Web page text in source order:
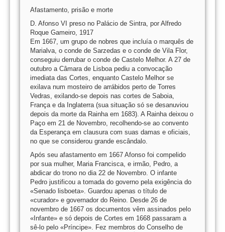
Afastamento, prisão e morte
D. Afonso VI preso no Palácio de Sintra, por Alfredo
Roque Gameiro, 1917
Em 1667, um grupo de nobres que incluía o marquês de
Marialva, o conde de Sarzedas e o conde de Vila Flor,
conseguiu derrubar o conde de Castelo Melhor. A 27 de
outubro a Câmara de Lisboa pediu a convocação
imediata das Cortes, enquanto Castelo Melhor se
exilava num mosteiro de arrábidos perto de Torres
Vedras, exilando-se depois nas cortes de Saboia,
França e da Inglaterra (sua situação só se desanuviou
depois da morte da Rainha em 1683). A Rainha deixou o
Paço em 21 de Novembro, recolhendo-se ao convento
da Esperança em clausura com suas damas e oficiais,
no que se considerou grande escândalo.
Após seu afastamento em 1667 Afonso foi compelido
por sua mulher, Maria Francisca, e irmão, Pedro, a
abdicar do trono no dia 22 de Novembro. O infante
Pedro justificou a tomada do governo pela exigência do
«Senado lisboeta». Guardou apenas o título de
«curador» e governador do Reino. Desde 26 de
novembro de 1667 os documentos vêm assinados pelo
«Infante» e só depois de Cortes em 1668 passaram a
sê-lo pelo «Príncipe». Fez membros do Conselho de